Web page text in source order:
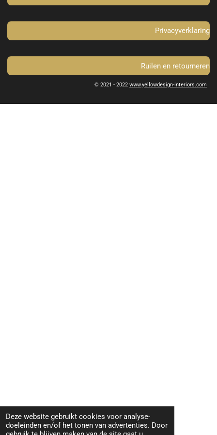
Deze website gebruikt cookies voor analyse-
doeleinden en/of het tonen van advertenties. Door
Privacyverklaring
Ruilen en retourneren
© 2021 - 2022 www.yellowdesign-interiors.com